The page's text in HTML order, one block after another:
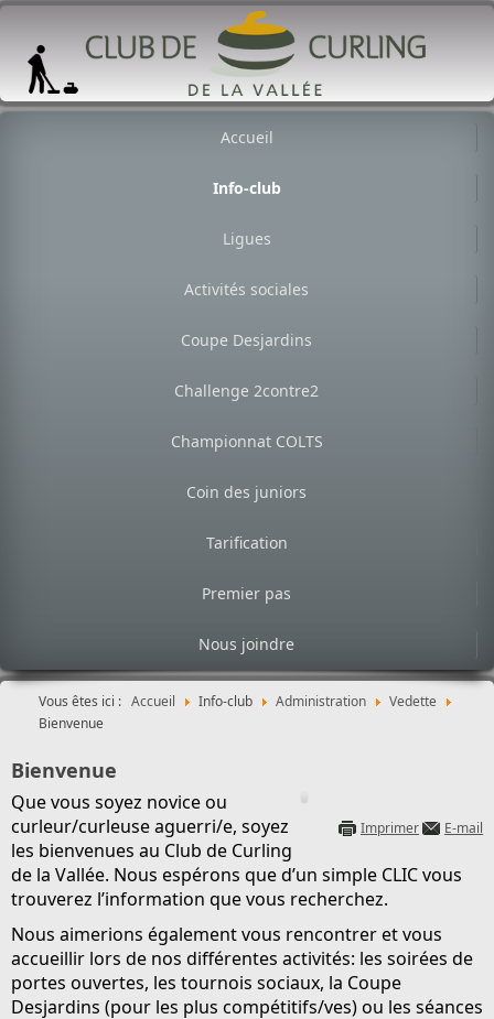
Accueil
Info-club
Ligues
Activités sociales
Coupe Desjardins
Challenge 2contre2
Championnat COLTS
Coin des juniors
Tarification
Premier pas
Nous joindre
Vous êtes ici : Accueil Info-club Administration
Vedette
Bienvenue
Bienvenue
Imprimer E-mail
Que vous soyez novice ou
curleur/curleuse aguerri/e, soyez
les bienvenues au Club de Curling
de la Vallée. Nous espérons que d’un simple CLIC vous
trouverez l’information que vous recherchez.
Nous aimerions également vous rencontrer et vous
accueillir lors de nos différentes activités: les soirées de
portes ouvertes, les tournois sociaux, la Coupe
Desjardins (pour les plus compétitifs/ves) ou les séances